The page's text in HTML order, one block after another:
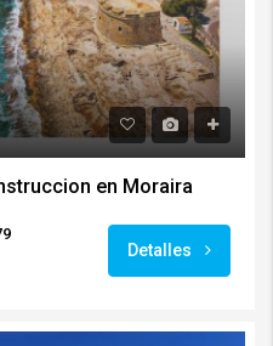
en Moraira
Detalles